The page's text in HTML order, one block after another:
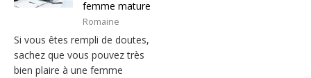
femme mature
Romaine
Si vous êtes rempli de doutes,
sachez que vous pouvez très
bien plaire à une femme